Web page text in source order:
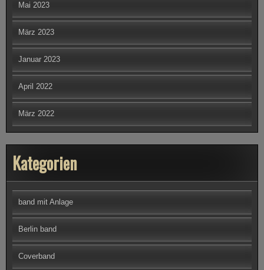
Mai 2023
März 2023
Januar 2023
April 2022
März 2022
Kategorien
band mit Anlage
Berlin band
Coverband